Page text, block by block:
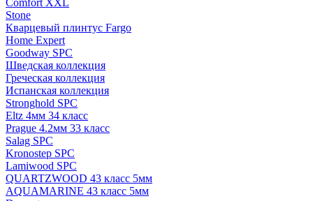
Comfort XXL
Stone
Кварцевый плинтус Fargo
Home Expert
Goodway SPC
Шведская коллекция
Греческая коллекция
Испанская коллекция
Stronghold SPC
Eltz 4мм 34 класс
Prague 4.2мм 33 класс
Salag SPC
Kronostep SPC
Lamiwood SPC
QUARTZWOOD 43 класс 5мм
AQUAMARINE 43 класс 5мм